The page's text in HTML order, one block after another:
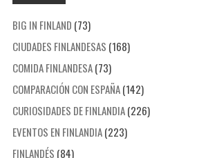
BIG IN FINLAND (73)
CIUDADES FINLANDESAS (168)
COMIDA FINLANDESA(73)
COMPARACIÓN CON ESPAÑA(142)
CURIOSIDADES DE FINLANDIA(226)
EVENTOS EN FINLANDIA(223)
FINLANDÉS (84)